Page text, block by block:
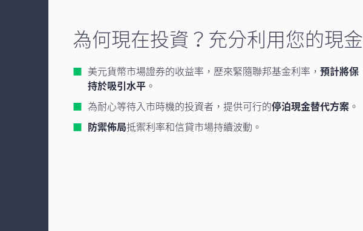
為何現在投資？充分利用您的現金
美元貨幣市場證券的收益率，歷來緊隨聯邦基金利率， 預計將保
持於吸引水平 。
為耐心等待入市時機的投資者，提供可行的停泊現金替代方案 。
防禦佈局抵禦利率和信貸市場持續波動。